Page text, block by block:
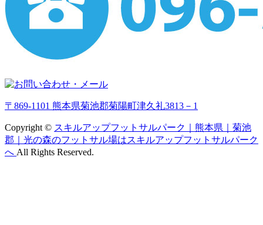
〒869-1101 熊本県菊池郡菊陽町津久礼3813－1
Copyright © スキルアップフットサルパーク｜熊本県｜菊池
郡｜光の森のフットサル場はスキルアップフットサルパーク
へ All Rights Reserved.